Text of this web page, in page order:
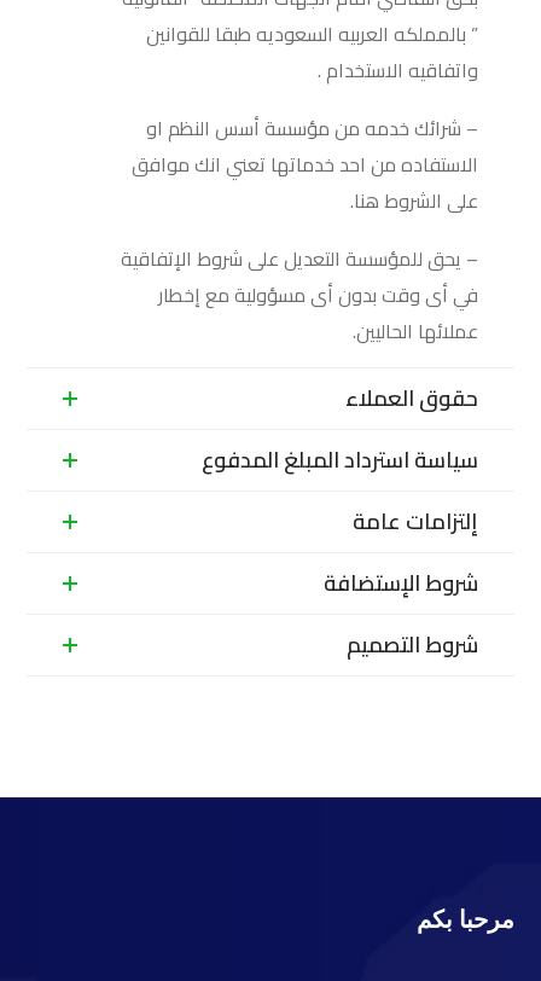
” بالمملكه العربيه السعوديه طبقا للقوانين
واتفاقيه الاستخدام .
– شرائك خدمه من مؤسسة أسس النظم او
الاستفاده من احد خدماتها تعني انك موافق
على الشروط هنا.
– يحق للمؤسسة التعديل على شروط الإتفاقية
في أى وقت بدون أى مسؤولية مع إخطار
عملائها الحاليين.
حقوق العملاء
سياسة استرداد المبلغ المدفوع
إلتزامات عامة
شروط الإستضافة
شروط التصميم
مرحبا بكم